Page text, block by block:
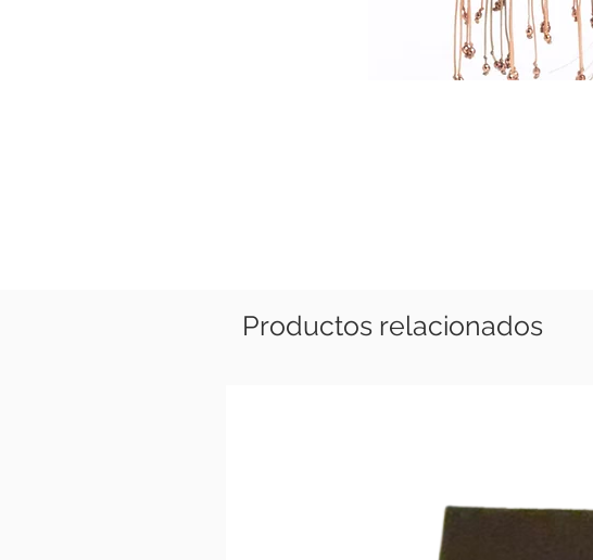
Productos relacionados